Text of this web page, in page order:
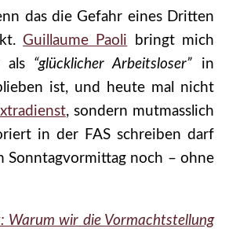
das die Gefahr eines Dritten
Guillaume Paoli bringt mich
als “glücklicher Arbeitsloser” in
ist, und heute mal nicht
, sondern mutmasslich
in der FAS schreiben darf
Sonntagvormittag noch – ohne
Warum wir die Vormachtstellung